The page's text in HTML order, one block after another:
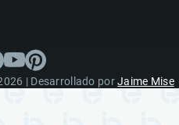
| Desarrollado porJaime Mise